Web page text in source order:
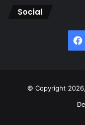
Social
© Copyright